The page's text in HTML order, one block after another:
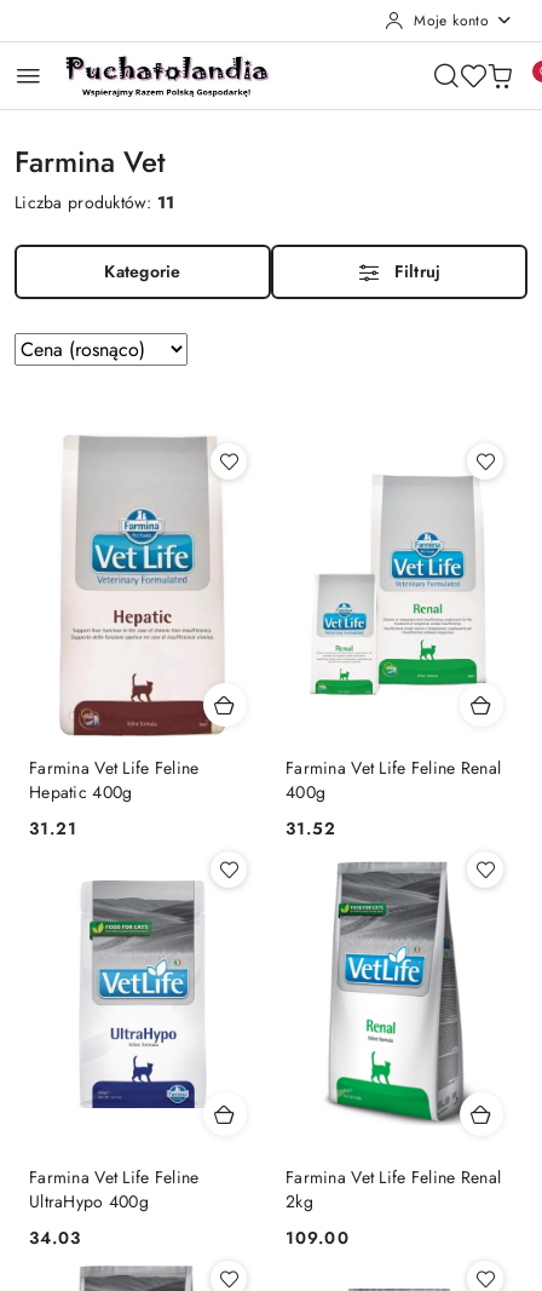
Moje konto
Farmina Vet
Liczba produktów: 11
Kategorie Filtruj
Zastosowano
sortowanie:
(rosnąco).
Sortuj
według
Farmina Vet Life Feline
Hepatic 400g
Cena:
31.21
Farmina Vet Life Feline Renal
400g
Cena:
31.52
Farmina Vet Life Feline
UltraHypo 400g
Cena:
34.03
Farmina Vet Life Feline Renal
2kg
Cena:
109.00